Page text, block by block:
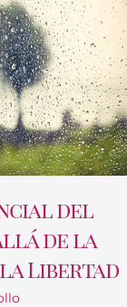
del
de la
Libertad